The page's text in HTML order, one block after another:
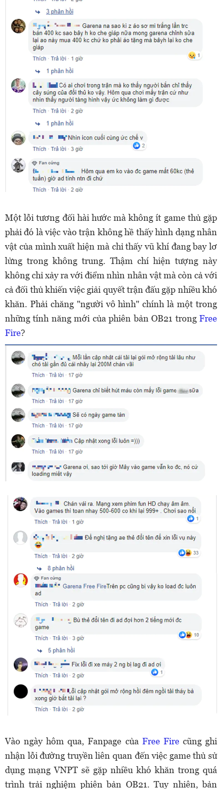
Một lỗi tương đối hài hước mà không ít game thủ gặp
phải đó là việc vào trận không hề thấy hình dạng nhân
vật của mình xuất hiện mà chỉ thấy vũ khí đang bay lơ
lửng trong không trung. Thậm chí hiện tượng này
không chỉ xảy ra với điểm nhìn nhân vật mà còn cả với
cả đối thủ khiến việc giải quyết trận đấu gặp nhiều khó
khăn. Phải chăng "người vô hình" chính là một trong
những tính năng mới của phiên bản OB21 trong Free
Fire?
Vào ngày hôm qua, Fanpage của Free Firecũng ghi
nhận lỗi đường truyền liên quan đến việc game thủ sử
dụng mạng VNPT sẽ gặp nhiều khó khăn trong quá
trình trải nghiệm phiên bản OB21. Tuy nhiên, bản